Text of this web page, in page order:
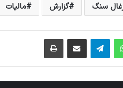
سنگ گزارش مالیات
واتس آپ تلگرام اشتراک گذاری از طریق ایمیل چاپ